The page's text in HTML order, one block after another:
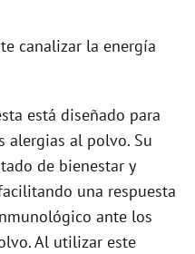
canalizar la energía
está diseñado para
alergias al polvo. Su
de bienestar y
una respuesta
ante los
Al utilizar este